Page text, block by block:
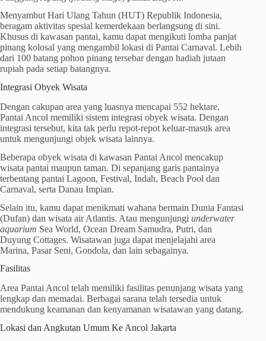
Menyambut Hari Ulang Tahun (HUT) Republik Indonesia,
beragam aktivitas spesial kemerdekaan berlangsung di sini.
Khusus di kawasan pantai, kamu dapat mengikuti lomba panjat
pinang kolosal yang mengambil lokasi di Pantai Carnaval. Lebih
dari 100 batang pohon pinang tersebar dengan hadiah jutaan
rupiah pada setiap batangnya.
Integrasi Obyek Wisata
Dengan cakupan area yang luasnya mencapai 552 hektare,
Pantai Ancol memiliki sistem integrasi obyek wisata. Dengan
integrasi tersebut, kita tak perlu repot-repot keluar-masuk area
untuk mengunjungi objek wisata lainnya.
Beberapa obyek wisata di kawasan Pantai Ancol mencakup
wisata pantai maupun taman. Di sepanjang garis pantainya
terbentang pantai Lagoon, Festival, Indah, Beach Pool dan
Carnaval, serta Danau Impian.
Selain itu, kamu dapat menikmati wahana bermain Dunia Fantasi
(Dufan) dan wisata air Atlantis. Atau mengunjungi underwater
aquarium Sea World, Ocean Dream Samudra, Putri, dan
Duyung Cottages. Wisatawan juga dapat menjelajahi area
Marina, Pasar Seni, Gondola, dan lain sebagainya.
Fasilitas
Area Pantai Ancol telah memiliki fasilitas penunjang wisata yang
lengkap dan memadai. Berbagai sarana telah tersedia untuk
mendukung keamanan dan kenyamanan wisatawan yang datang.
Lokasi dan Angkutan Umum Ke Ancol Jakarta